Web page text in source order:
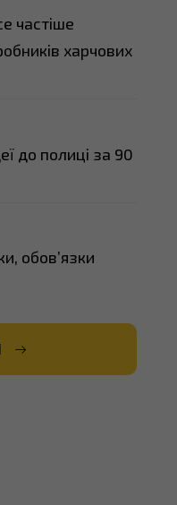
частіше
харчових
до полиці за 90
обов’язки